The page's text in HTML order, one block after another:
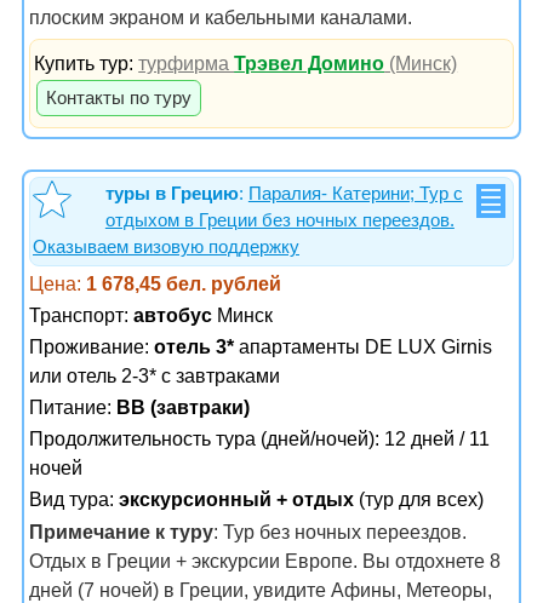
плоским экраном и кабельными каналами.
Купить тур:турфирмаТрэвел Домино (Минск)
Контакты по туру
туры в Грецию: Паралия- Катерини; Тур с
отдыхом в Греции без ночных переездов.
Оказываем визовую поддержку
Цена: 1 678,45 бел. рублей
Транспорт: автобус Минск
Проживание: отель 3* апартаменты DE LUX Girnis
или отель 2-3* с завтраками
Питание: BB (завтраки)
Продолжительность тура (дней/ночей): 12 дней / 11
ночей
Вид тура: экскурсионный + отдых (тур для всех)
Примечание к туру: Тур без ночных переездов.
Отдых в Греции + экскурсии Европе. Вы отдохнете 8
дней (7 ночей) в Греции, увидите Афины, Метеоры,